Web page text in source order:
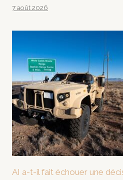
7 août 2026
AI a-t-il fait échouer une